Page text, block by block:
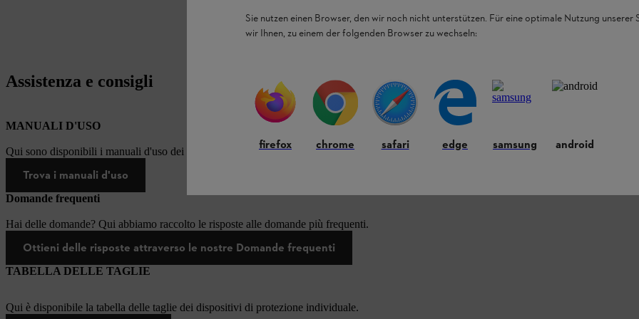
Assistenza e consigli
MANUALI D'USO
Qui sono disponibili i manuali d'uso dei prodotti STIHL.
Trova i manuali d'uso
Domande frequenti
Hai delle domande? Qui abbiamo raccolto le risposte alle domande più frequenti.
Ottieni delle risposte attraverso le nostre Domande frequenti
TABELLA DELLE TAGLIE
Qui è disponibile la tabella delle taglie dei dispositivi di protezione individuale.
Sie nutzen einen Browser, den wir noch nicht unterstützen. Für eine optimale Nutzung unserer
wir Ihnen, zu einem der folgenden Browser zu wechseln:
firefox chrome safari edge samsung android